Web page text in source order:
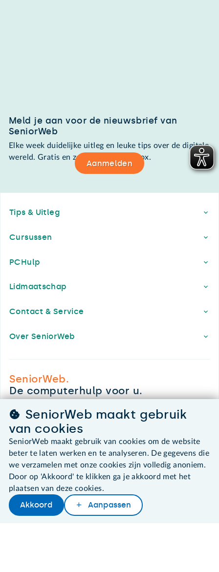
Later lezenDelenWoordenboek
Meld je aan voor de nieuwsbrief van
SeniorWeb
Elke week duidelijke uitleg en leuke tips over de digitale
wereld. Gratis en zomaar in de mailbox.
Aanmelden
Tips & Uitleg
Cursussen
PCHulp
Lidmaatschap
Contact & Service
Over SeniorWeb
SeniorWeb.
De computerhulp voor u.
leden@seniorweb.nl
©2026 SeniorWeb
Algemene voorwaarden
Cookies en cookie-instellingen
Disclaimer
SeniorWeb maakt gebruik
van cookies
SeniorWeb maakt gebruik van cookies om de website
beter te laten werken en te analyseren. De gegevens die
we verzamelen met onze cookies zijn volledig anoniem.
Door op 'Akkoord' te klikken ga je akkoord met het
plaatsen van deze cookies.
Akkoord Aanpassen